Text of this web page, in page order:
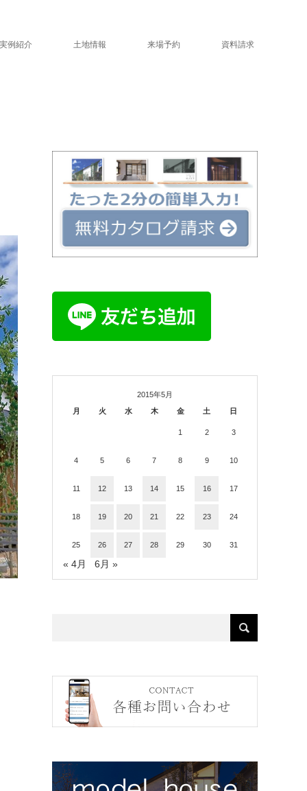
実例紹介 土地情報 来場予約 資料請求
2015年5月
月
火 水 木 金 土 日
1 2 3
4 5 6 7 8 9 10
11 12 13 14 15 16 17
18 19 20 21 22 23 24
25 26 27 28 29 30 31
« 4月 6月 »